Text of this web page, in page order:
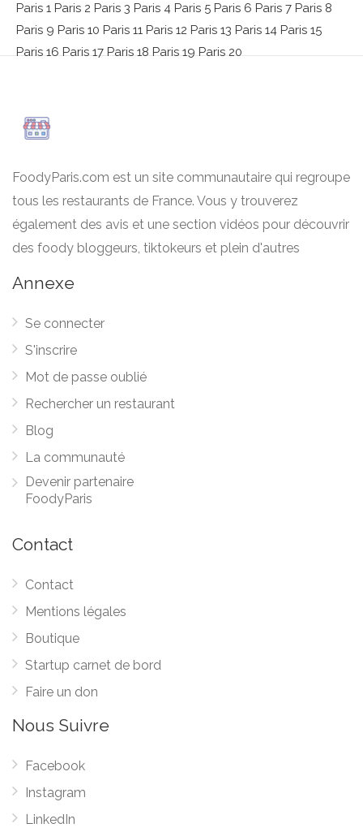
Paris 1 Paris 2 Paris 3 Paris 4 Paris 5 Paris 6 Paris 7 Paris 8
Paris 9 Paris 10 Paris 11 Paris 12 Paris 13 Paris 14 Paris 15
Paris 16 Paris 17 Paris 18 Paris 19 Paris 20
FoodyParis.com est un site communautaire qui regroupe
tous les restaurants de France. Vous y trouverez
également des avis et une section vidéos pour découvrir
des foody bloggeurs, tiktokeurs et plein d'autres
Annexe
Se connecter
S'inscrire
Mot de passe oublié
Rechercher un restaurant
Blog
La communauté
Devenir partenaire
FoodyParis
Contact
Contact
Mentions légales
Boutique
Startup carnet de bord
Faire un don
Nous Suivre
Facebook
Instagram
LinkedIn